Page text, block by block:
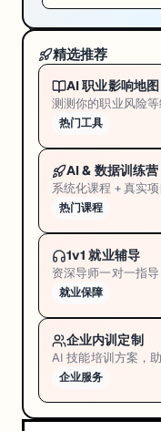
精选推荐
AI 职业影响地图
测测你的职业风险
热门工具
AI & 数据训练营
系统化课程 + 真实
热门课程
1v1 就业辅导
资深导师一对一指
就业保障
企业内训定制
AI 技能培训方案，
企业服务